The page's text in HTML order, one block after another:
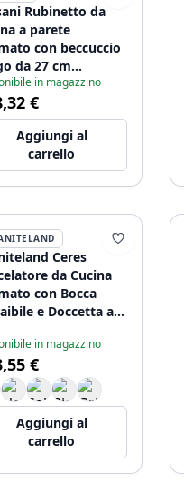
Rubinetto da
a parete
con beccuccio
da 27 cm
in magazzino
€
Aggiungi al
carrello
Ceres
da Cucina
con Bocca
e Doccetta a
in magazzino
€
Aggiungi al
carrello